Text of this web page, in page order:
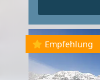
Empfehlung